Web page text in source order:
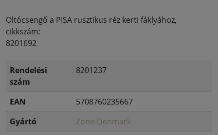
Oltócsengő a PISA rusztikus réz kerti fáklyához,
cikkszám:
8201692
Rendelési
szám
8201237
EAN
5708760235667
Gyártó
Zone-Denmark